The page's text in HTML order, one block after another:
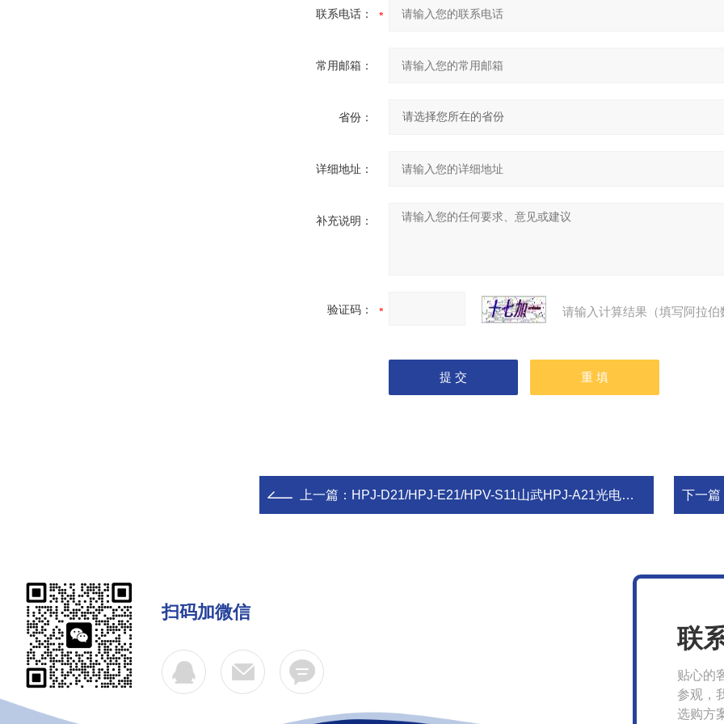
联系电话：
常用邮箱：
省份：
详细地址：
补充说明：
验证码： 请输入计算结果（填写阿拉
上一篇： HPJ-D21/HPJ-E21/HPV-S11山武HPJ-A21光电开关HPJ-R21传感器HPJ-T21 下一篇
扫码加微信
联
贴心的
参观，
选购方